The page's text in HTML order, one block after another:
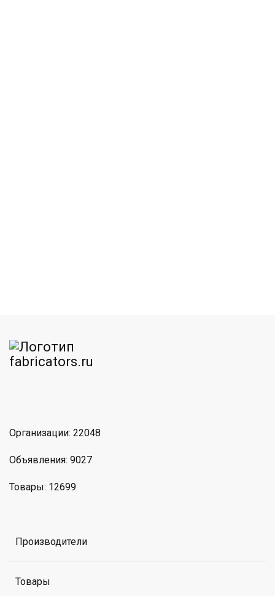
Организации: 22048
Объявления: 9027
Товары: 12699
Производители
Товары